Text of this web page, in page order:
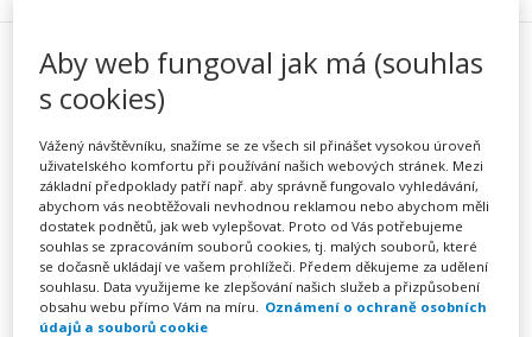
Využití artefiletiky při práci s
dětmi
PořádáZřetel, s.r.o.
TERMÍN
Aby web fungoval jak má (souhlas
s cookies)
Vážený návštěvníku, snažíme se ze všech sil přinášet vysokou úroveň
uživatelského komfortu při používání našich webových stránek. Mezi
základní předpoklady patří např. aby správně fungovalo vyhledávání,
abychom vás neobtěžovali nevhodnou reklamou nebo abychom měli
dostatek podnětů, jak web vylepšovat. Proto od Vás potřebujeme
souhlas se zpracováním souborů cookies, tj. malých souborů, které
se dočasně ukládají ve vašem prohlížeči. Předem děkujeme za udělení
souhlasu. Data využijeme ke zlepšování našich služeb a přizpůsobení
obsahu webu přímo Vám na míru.
Oznámení o ochraně osobních
údajů a souborů cookie